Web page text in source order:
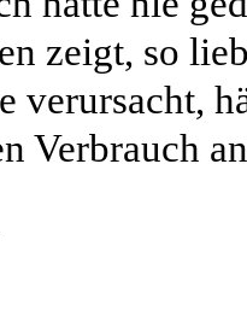
zeigt, so
verursacht,
Verbrauch